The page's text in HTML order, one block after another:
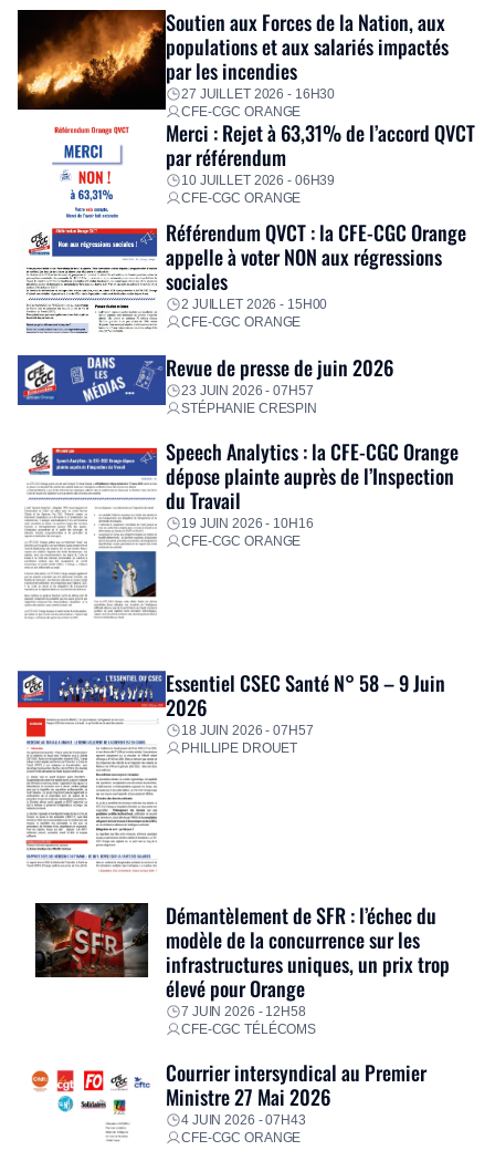
Fidèle à sa mission d’utilité sociale, le Groupe mobilise
immédiatement ses équipes afin de proposer un diagnostic
personnalisé, des aides financières pour faire face aux
premières dépenses, […]
Soutien aux Forces de la Nation, aux
populations et aux salariés impactés
par les incendies
27 JUILLET 2026 - 16H30
CFE-CGC ORANGE
Merci : Rejet à 63,31% de l’accord QVCT
par référendum
10 JUILLET 2026 - 06H39
CFE-CGC ORANGE
Référendum QVCT : la CFE-CGC Orange
appelle à voter NON aux régressions
sociales
2 JUILLET 2026 - 15H00
CFE-CGC ORANGE
Revue de presse de juin 2026
23 JUIN 2026 - 07H57
STÉPHANIE CRESPIN
Speech Analytics : la CFE-CGC Orange
dépose plainte auprès de l’Inspection
du Travail
19 JUIN 2026 - 10H16
CFE-CGC ORANGE
Essentiel CSEC Santé N° 58 – 9 Juin
2026
18 JUIN 2026 - 07H57
PHILLIPE DROUET
Démantèlement de SFR : l’échec du
modèle de la concurrence sur les
infrastructures uniques, un prix trop
élevé pour Orange
7 JUIN 2026 - 12H58
CFE-CGC TÉLÉCOMS
Courrier intersyndical au Premier
Ministre 27 Mai 2026
4 JUIN 2026 - 07H43
CFE-CGC ORANGE